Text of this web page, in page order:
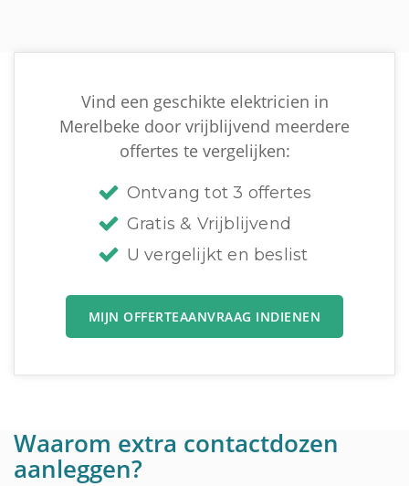
Vind een geschikte elektricien in
Merelbeke door vrijblijvend meerdere
offertes te vergelijken:
Ontvang tot 3 offertes
Gratis & Vrijblijvend
U vergelijkt en beslist
MIJN OFFERTEAANVRAAG INDIENEN
Waarom extra contactdozen
aanleggen?